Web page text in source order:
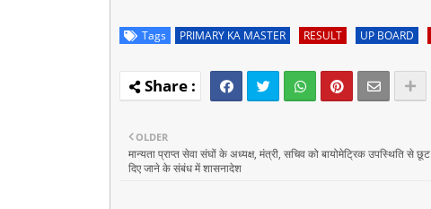
Tags PRIMARY KA MASTER RESULT UP BOARD
OLDER
मान्यता प्राप्त सेवा संघों के अध्यक्ष, मंत्री, सचिव को बायोमेट्रिक उपस्थिति से छूट
दिए जाने के संबंध में शासनादेश